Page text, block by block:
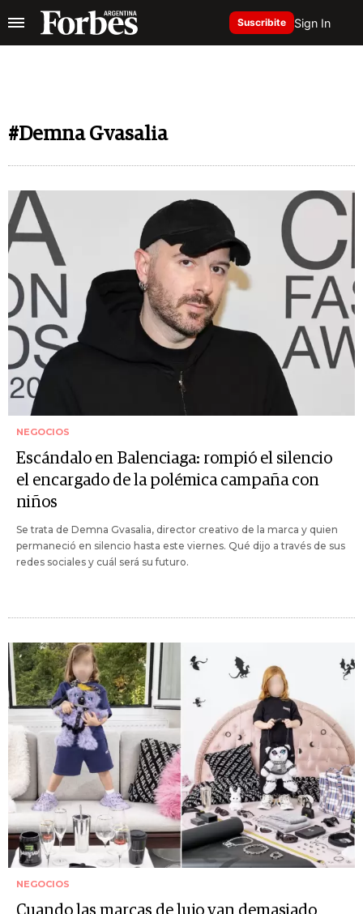
Suscribite Sign In
#Demna Gvasalia
NEGOCIOS
Escándalo en Balenciaga: rompió el silencio
el encargado de la polémica campaña con
niños
Se trata de Demna Gvasalia, director creativo de la marca y quien
permaneció en silencio hasta este viernes. Qué dijo a través de sus
redes sociales y cuál será su futuro.
NEGOCIOS